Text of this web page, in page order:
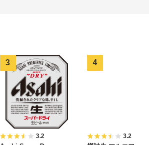
3.2 3.2